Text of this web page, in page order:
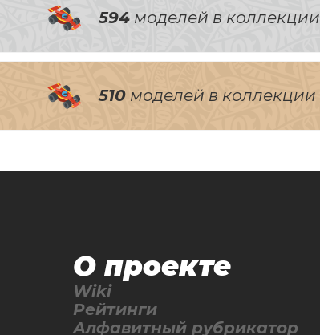
594 моделей в коллекции
510 моделей в коллекции
О проекте
Wiki
Рейтинги
Алфавитный рубрикатор